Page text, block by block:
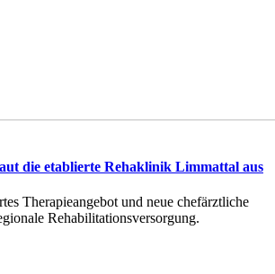
die etablierte Rehaklinik Limmattal aus
Therapieangebot und neue chefärztliche
Rehabilitationsversorgung.